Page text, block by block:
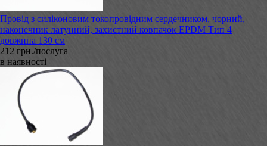
Провід з силіконовим токопровідним сердечником, чорний,
наконечник латунний, захистний ковпачок EPDM Тип 4
довжина 130 см
212 грн./послуга
в наявності